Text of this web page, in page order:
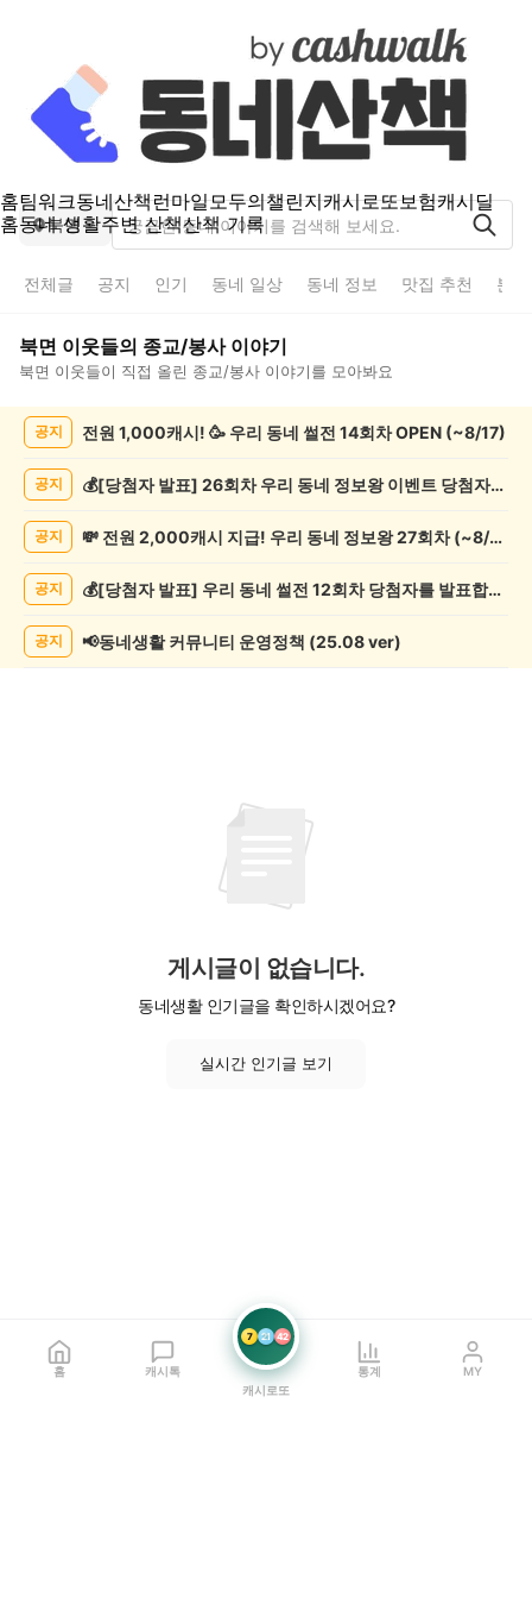
홈팀워크동네산책런마일모두의챌린지캐시로또보험캐시딜
홈동네 생활주변 산책산책 기록
북면
전체글 공지 인기 동네 일상 동네 정보 맛집 추천 분
북면 이웃들의 종교/봉사이야기
북면 이웃들이 직접 올린 종교/봉사 이야기를 모아봐요
공지 전원 1,000캐시! 🥳 우리 동네 썰전 14회차 OPEN (~8/17)
공지 💰[당첨자 발표] 26회차 우리 동네 정보왕 이벤트 당첨자를 발표합니다!
공지 💸 전원 2,000캐시 지급! 우리 동네 정보왕 27회차 (~8/10)
공지 💰[당첨자 발표] 우리 동네 썰전 12회차 당첨자를 발표합니다!
공지 📢동네생활 커뮤니티 운영정책 (25.08 ver)
게시글이 없습니다.
동네생활 인기글을 확인하시겠어요?
실시간 인기글 보기
홈 캐시톡
7 21 42
캐시로또
통계 MY